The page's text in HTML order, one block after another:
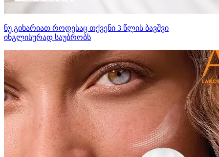
ნუ გიხარიათ როდესაც თქვენი 3 წლის ბავშვი
ინგლისურად საუბრობს